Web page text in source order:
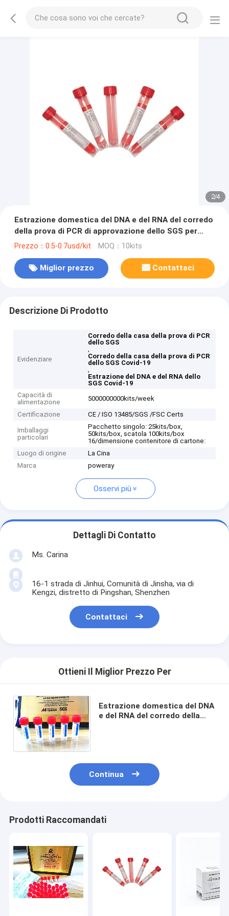
2/4
Estrazione domestica del DNA e del RNA del corredo
della prova di PCR di approvazione dello SGS per
Covid-19
Prezzo：0.5-0.7usd/kit MOQ：10kits
Miglior prezzo Contattaci
Descrizione Di Prodotto
Evidenziare
Corredo della casa della prova di PCR
dello SGS
,
Corredo della casa della prova di PCR
dello SGS Covid-19
,
Estrazione del DNA e del RNA dello
SGS Covid-19
Capacità di
alimentazione
5000000000kits/week
Certificazione CE / ISO 13485/SGS /FSC Certs
Imballaggi
particolari
Pacchetto singolo: 25kits/box,
50kits/box, scatola 100kits/box
16/dimensione contenitore di cartone:
Luogo di origine
La Cina
Marca
poweray
Osservi più
Dettagli Di Contatto
Ms. Carina
16-1 strada di Jinhui, Comunità di Jinsha, via di
Kengzi, distretto di Pingshan, Shenzhen
Contattaci
Ottieni Il Miglior Prezzo Per
Estrazione domestica del DNA
e del RNA del corredo della
Continua
Prodotti Raccomandati